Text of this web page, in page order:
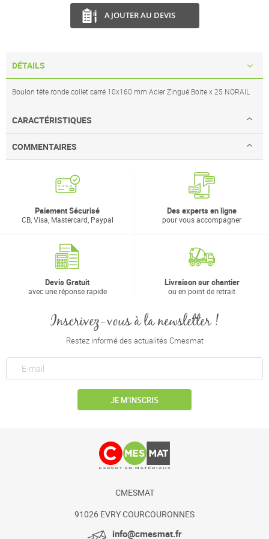
AJOUTER AU DEVIS
DÉTAILS
Boulon tête ronde collet carré 10x160 mm Acier Zingué Boite x 25 NORAIL
CARACTÉRISTIQUES
COMMENTAIRES
Paiement Sécurisé
CB, Visa, Mastercard, Paypal
Des experts en ligne
pour vous accompagner
Devis Gratuit
avec une réponse rapide
Livraison sur chantier
ou en point de retrait
Inscrivez-vous à la newsletter !
Restez informé des actualités Cmesmat
JE M’INSCRIS
CMESMAT
91026 EVRY COURCOURONNES
info@cmesmat.fr